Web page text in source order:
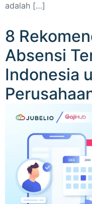
adalah […]
8
Absensi
Indonesia